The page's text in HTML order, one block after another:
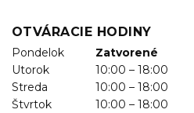
OTVÁRACIE HODINY
Pondelok
Zatvorené
Utorok
10:00 – 18:00
Streda
10:00 – 18:00
Štvrtok
10:00 – 18:00